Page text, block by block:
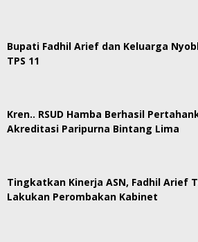
Bupati Fadhil Arief dan Keluarga
TPS 11
Kren.. RSUD Hamba Berhasil
Akreditasi Paripurna Bintang Lima
Tingkatkan Kinerja ASN, Fadhil Arief
Lakukan Perombakan Kabinet